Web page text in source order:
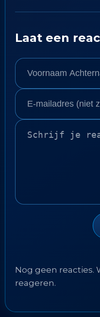
Laat een
Nog geen reacties.
reageren.